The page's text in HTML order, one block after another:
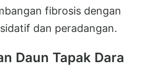
fibrosis dengan
dan peradangan.
Daun Tapak Dara